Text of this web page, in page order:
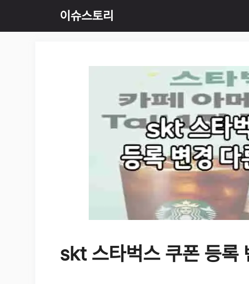
이슈스토리
skt 스타벅스 쿠폰 등록